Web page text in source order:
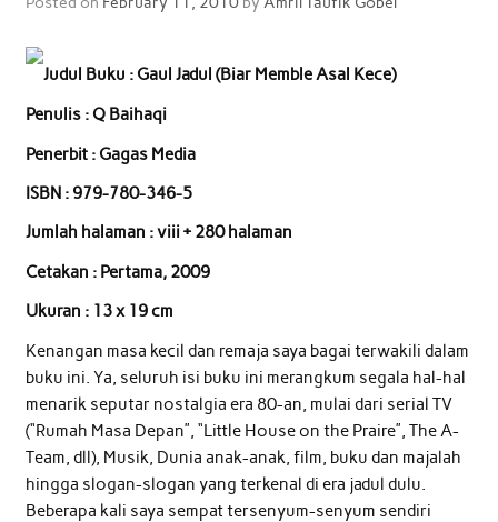
Judul Buku : Gaul Jadul (Biar Memble Asal Kece)
Penulis : Q Baihaqi
Penerbit : Gagas Media
ISBN : 979-780-346-5
Jumlah halaman : viii + 280 halaman
Cetakan : Pertama, 2009
Ukuran : 13 x 19 cm
Kenangan masa kecil dan remaja saya bagai terwakili dalam
buku ini. Ya, seluruh isi buku ini merangkum segala hal-hal
menarik seputar nostalgia era 80-an, mulai dari serial TV
(“Rumah Masa Depan”, “Little House on the Praire”, The A-
Team, dll), Musik, Dunia anak-anak, film, buku dan majalah
hingga slogan-slogan yang terkenal di era jadul dulu.
Beberapa kali saya sempat tersenyum-senyum sendiri